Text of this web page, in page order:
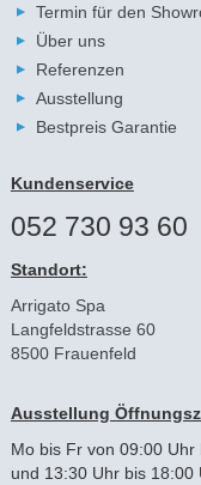
Termin für den
Über uns
Referenzen
Ausstellung
Bestpreis Garantie
Kundenservice
052 730 93 60
Standort:
Arrigato Spa
Langfeldstrasse 60
8500 Frauenfeld
Ausstellung
Mo bis Fr von 09:00 Uhr
und 13:30 Uhr bis 18:00